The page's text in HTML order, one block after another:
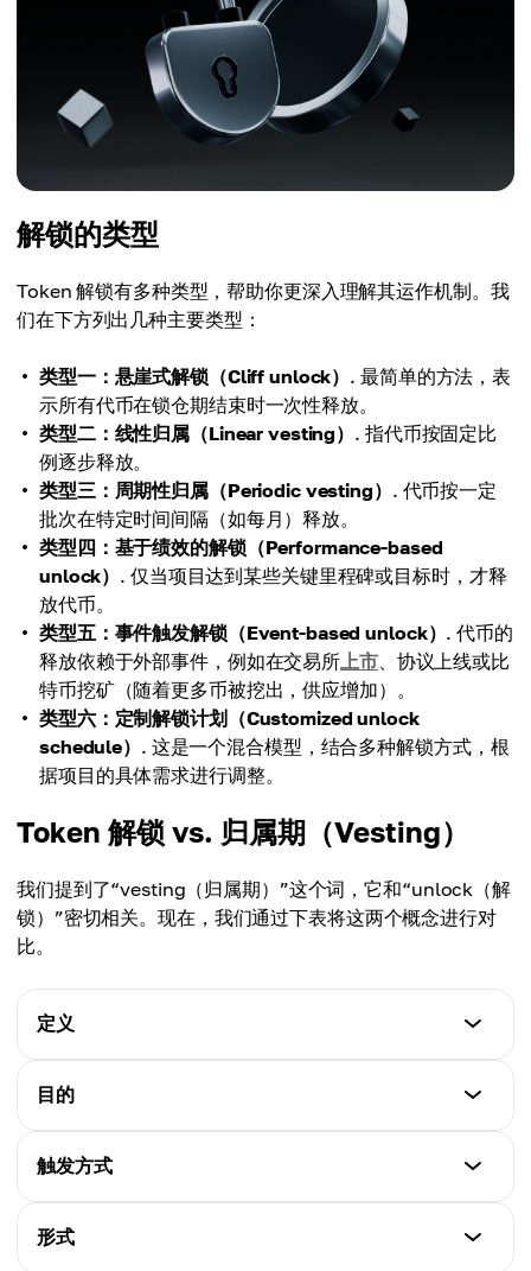
解锁的类型
Token 解锁有多种类型，帮助你更深入理解其运作机制。我
们在下方列出几种主要类型：
类型一：悬崖式解锁（Cliff unlock） . 最简单的方法，表
示所有代币在锁仓期结束时一次性释放。
类型二：线性归属（Linear vesting） . 指代币按固定比
例逐步释放。
类型三：周期性归属（Periodic vesting） . 代币按一定
批次在特定时间间隔（如每月）释放。
类型四：基于绩效的解锁（Performance-based
unlock） . 仅当项目达到某些关键里程碑或目标时，才释
放代币。
类型五：事件触发解锁（Event-based unlock） . 代币的
释放依赖于外部事件，例如在交易所上市、协议上线或比
特币挖矿（随着更多币被挖出，供应增加）。
类型六：定制解锁计划（Customized unlock
schedule） . 这是一个混合模型，结合多种解锁方式，根
据项目的具体需求进行调整。
Token 解锁 vs. 归属期（Vesting）
我们提到了“vesting（归属期）”这个词，它和“unlock（解
锁）”密切相关。现在，我们通过下表将这两个概念进行对
比。
定义
Token 解锁
归属期（Vesting）
目的
Token 解锁
归属期（Vesting）
触发方式
Token 解锁
形式